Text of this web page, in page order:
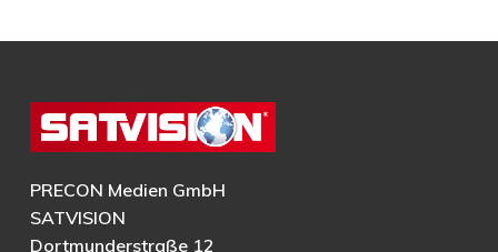
PRECON Medien GmbH
SATVISION
Dortmunderstraße 12